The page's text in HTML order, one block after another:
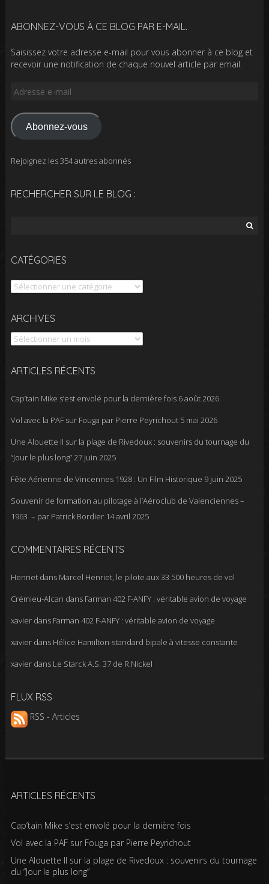
ABONNEZ-VOUS À CE BLOG PAR E-MAIL.
Saisissez votre adresse e-mail pour vous abonner à ce blog et
recevoir une notification de chaque nouvel article par email.
Adresse
mail
Abonnez-vous
Rejoignez les 354 autres abonnés
RECHERCHER SUR LE BLOG :
CATÉGORIES
Catégories
ARCHIVES
Archives
ARTICLES RÉCENTS
Cap’tain Mike s’est envolé pour la dernière fois 6 août 2026
Vol avec la PAF sur Fouga par Pierre Peyrichout 5 mai 2026
Une Alouette II sur la plage de Rivedoux : souvenirs du tournage du
“Jour le plus long”27 juin 2025
Fête Aérienne de Vincennes 1928 : Un Film Historique 9 juin 2025
Souvenir de formation au pilotage à l’Aéroclub de Valenciennes –
1963 – par Patrick Bordier 14 avril 2025
COMMENTAIRES RÉCENTS
Henrietdans Marcel Henriet, le pilote aux 33 500 heures de vol
Crémieu-Alcan dans Farman 402 F-ANFY : véritable avion de voyage
xavierdans Farman 402 F-ANFY : véritable avion de voyage
xavierdans Hélice Hamilton-standard bipale à vitesse constante
xavierdans Le Starck A.S. 37 de R.Nickel
FLUX RSS
RSS - Articles
ARTICLES RÉCENTS
Cap’tain Mike s’est envolé pour la dernière fois
Vol avec la PAF sur Fouga par Pierre Peyrichout
Une Alouette II sur la plage de Rivedoux : souvenirs du tournage
du “Jour le plus long”